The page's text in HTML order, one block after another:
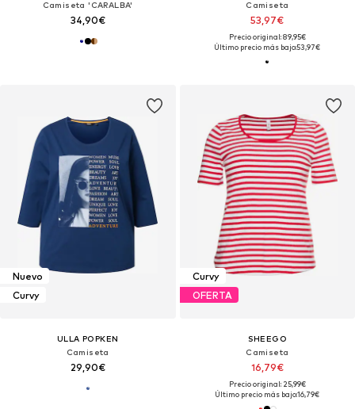
Camiseta 'CARALBA'
34,90€
Camiseta
53,97€
Precio original: 89,95€
Último precio más bajo:53,97€
Nuevo
Curvy
ULLA POPKEN
Camiseta
29,90€
Curvy
OFERTA
SHEEGO
Camiseta
16,79€
Precio original: 25,99€
Último precio más bajo:16,79€